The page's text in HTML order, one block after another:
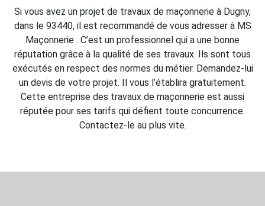
Si vous avez un projet de travaux de maçonnerie à Dugny,
dans le 93440, il est recommandé de vous adresser à MS
Maçonnerie . C’est un professionnel qui a une bonne
réputation grâce à la qualité de ses travaux. Ils sont tous
exécutés en respect des normes du métier. Demandez-lui
un devis de votre projet. Il vous l’établira gratuitement.
Cette entreprise des travaux de maçonnerie est aussi
réputée pour ses tarifs qui défient toute concurrence.
Contactez-le au plus vite.